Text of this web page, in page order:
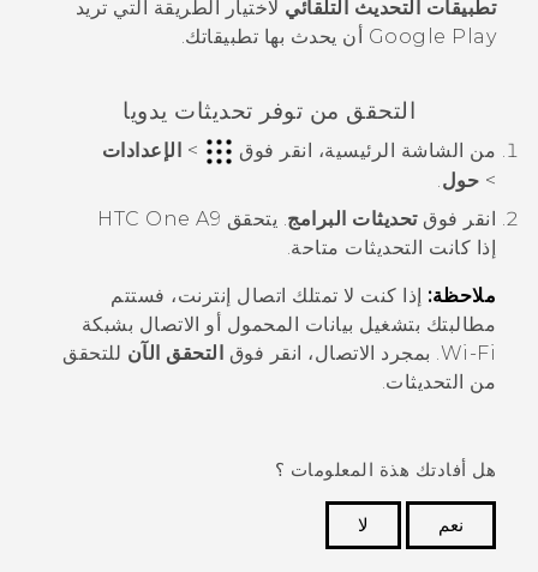
تطبيقات التحديث التلقائي لاختيار الطريقة التي تريد
Google Play أن يحدث بها تطبيقاتك.
التحقق من توفر تحديثات يدويا
من الشاشة الرئيسية، انقر فوق > الإعدادات
> حول
انقر فوقتحديثات البرامج يتحقق HTC One A9
إذا كانت التحديثات متاحة.
ملاحظة: إذا كنت لا تمتلك اتصال إنترنت، فستتم
مطالبتك بتشغيل بيانات المحمول أو الاتصال بشبكة
Wi‍-Fi . بمجرد الاتصال، انقر فوق التحقق الآن للتحقق
من التحديثات.
هل أفادتك هذة المعلومات ؟
نعم
لا